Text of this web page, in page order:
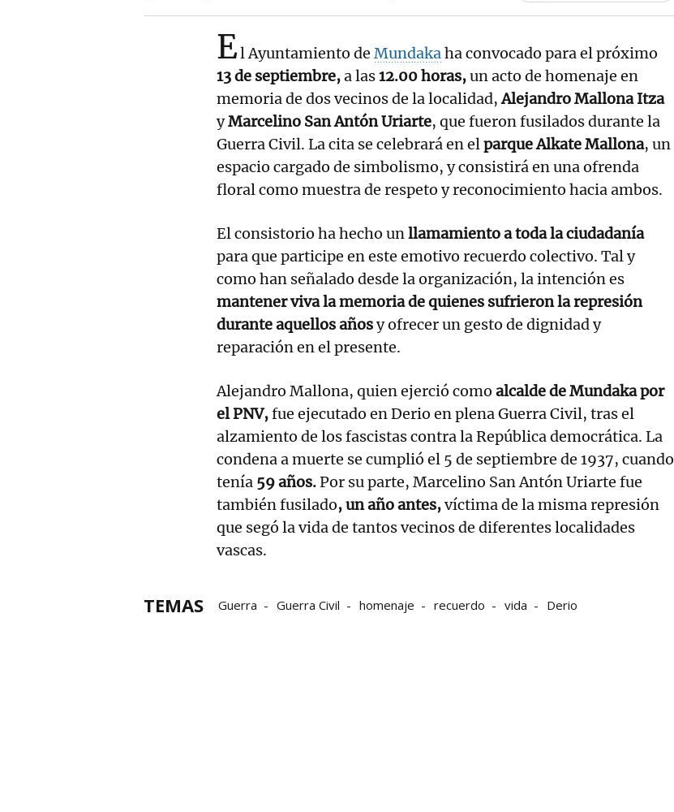
El Ayuntamiento de Mundakaha convocado para el próximo
13 de septiembre,a las12.00 horas,un acto de homenaje en
memoria de dos vecinos de la localidad,Alejandro Mallona Itza
yMarcelino San Antón Uriarte, que fueron fusilados durante la
Guerra Civil. La cita se celebrará en elparque Alkate Mallona, un
espacio cargado de simbolismo, y consistirá en una ofrenda
floral como muestra de respeto y reconocimiento hacia ambos.
El consistorio ha hecho unllamamiento a toda la ciudadanía
para que participe en este emotivo recuerdo colectivo. Tal y
como han señalado desde la organización, la intención es
mantener viva la memoria de quienes sufrieron la represión
durante aquellos añosy ofrecer un gesto de dignidad y
reparación en el presente.
Alejandro Mallona, quien ejerció como alcalde de Mundaka por
el PNV,fue ejecutado en Derio en plena Guerra Civil, tras el
alzamiento de los fascistas contra la República democrática. La
condena a muerte se cumplió el 5 de septiembre de 1937, cuando
tenía 59 años.Por su parte, Marcelino San Antón Uriarte fue
también fusilado, un año antes,víctima de la misma represión
que segó la vida de tantos vecinos de diferentes localidades
vascas.
TEMAS Guerra Guerra Civil homenaje recuerdo vida Derio